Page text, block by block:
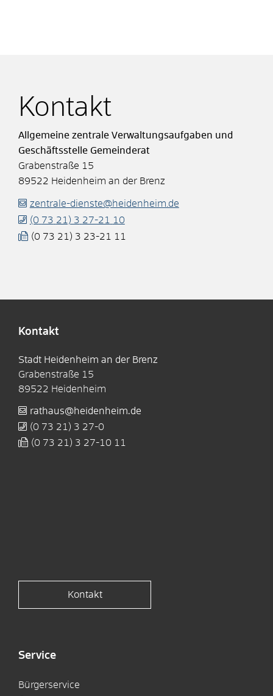
Kontakt
Allgemeine zentrale Verwaltungsaufgaben und
Geschäftsstelle Gemeinderat
Grabenstraße 15
89522 Heidenheim an der Brenz
zentrale-dienste@heidenheim.de
(0 73 21) 3 27-21
10
(0 73 21) 3 23-21 11
Kontakt
Stadt Heidenheim an der Brenz
Grabenstraße 15
89522 Heidenheim
rathaus@heidenheim.de
(0 73 21) 3 27-0
(0 73 21) 3 27-10 11
Kontakt
Service
Bürgerservice